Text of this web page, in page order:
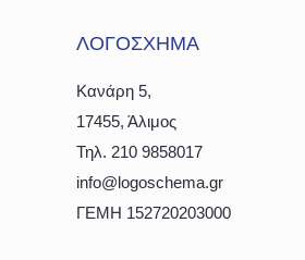
ΛΟΓΟΣΧΗΜΑ
Κανάρη 5,
17455, Άλιμος
Τηλ. 210 9858017
info@logoschema.gr
ΓΕΜΗ 152720203000